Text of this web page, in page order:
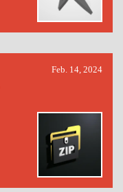
Feb. 14, 2024